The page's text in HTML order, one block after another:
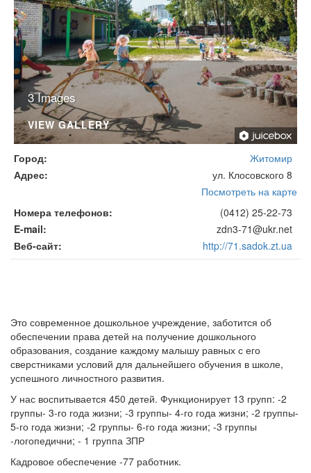
3 Images
VIEW GALLERY
Город
Житомир
Адрес
ул. Клосовского 8
Посмотреть на карте
Номера телефонов
(0412) 25-22-73
E-mail
zdn3-71@ukr.net
Веб-сайт
http://71.sadok.zt.ua
Это современное дошкольное учреждение, заботится об
обеспечении права детей на получение дошкольного
образования, создание каждому малышу равных с его
сверстниками условий для дальнейшего обучения в школе,
успешного личностного развития.
У нас воспитывается 450 детей. Функционирует 13 групп: -2
группы- 3-го года жизни; -3 группы- 4-го года жизни; -2 группы-
5-го года жизни; -2 группы- 6-го года жизни; -3 группы
-логопедични; - 1 группа ЗПР
Кадровое обеспечение -77 работник.